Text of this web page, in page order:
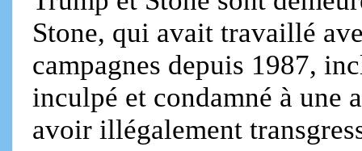
Stone, qui avait travaillé
campagnes depuis 1987,
inculpé et condamné à une
avoir illégalement